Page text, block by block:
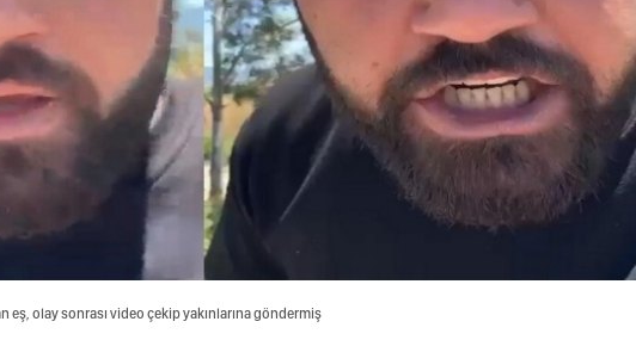
eş, olay sonrası video çekip yakınlarına göndermiş